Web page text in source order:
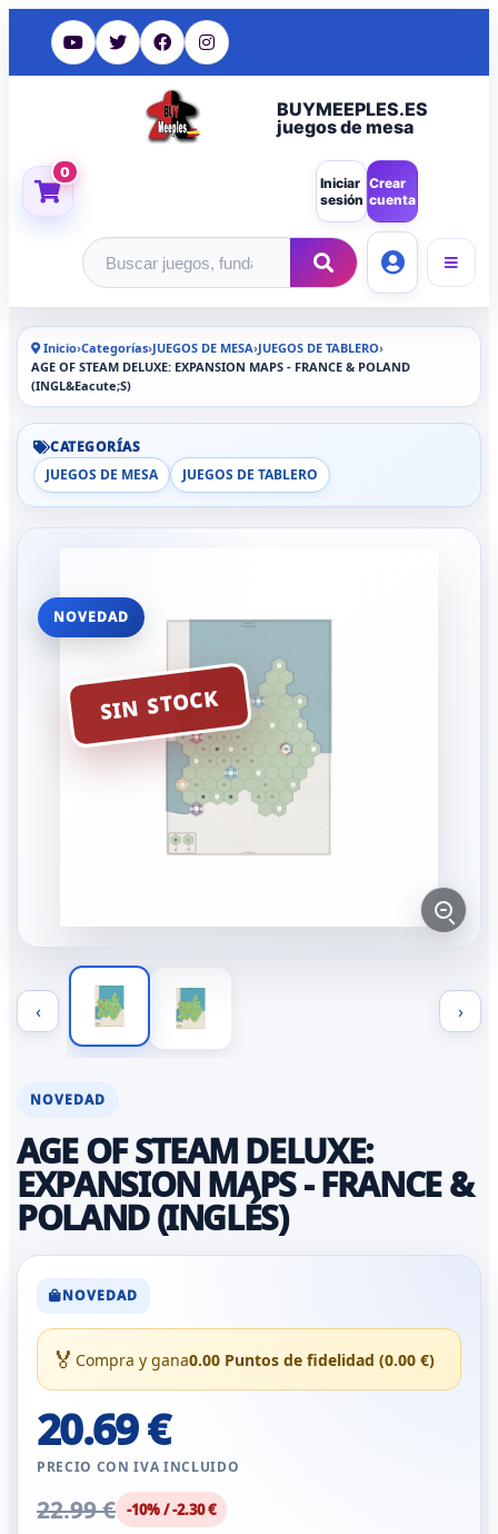
BUYMEEPLES.ES
juegos de mesa
0
Iniciar
sesión
Crear
cuenta
Buscar productos
Inicio›Categorías›JUEGOS DE MESA›JUEGOS DE TABLERO›
AGE OF STEAM DELUXE: EXPANSION MAPS - FRANCE & POLAND
(INGL&Eacute;S)
CATEGORÍAS
JUEGOS DE MESA
JUEGOS DE TABLERO
NOVEDAD
SIN STOCK
‹ ›
NOVEDAD
AGE OF STEAM DELUXE:
EXPANSION MAPS - FRANCE &
POLAND (INGLÉS)
NOVEDAD
🏅 Compra y gana0.00 Puntos de fidelidad (0.00 €)
20.69 €
PRECIO CON IVA INCLUIDO
22.99 € -10% / -2.30 €